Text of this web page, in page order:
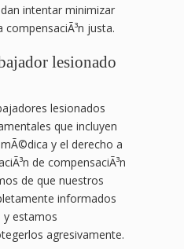
intentar minimizar
justa.
lesionado
lesionados
que incluyen
y el derecho a
de compensaciÃ³n
de que nuestros
informados
y estamos
agresivamente.